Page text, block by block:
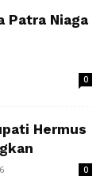
Patra Niaga
0
Hermus
0